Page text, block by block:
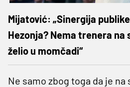
Mijatović: „Sinergija
Hezonja? Nema trenera na
želio u momčadi“
Ne samo zbog toga da je